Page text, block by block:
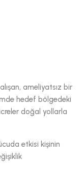
ameliyatsız bir
hedef bölgedeki
doğal yollarla
etkisi kişinin